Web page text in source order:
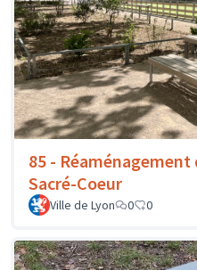
85 -
Sacré-Coeur
Ville de Lyon 0 0